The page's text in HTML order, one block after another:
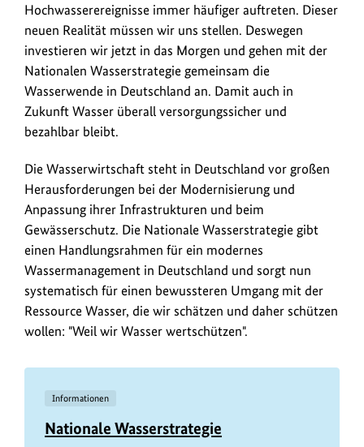
Hochwasserereignisse immer häufiger auftreten. Dieser
neuen Realität müssen wir uns stellen. Deswegen
investieren wir jetzt in das Morgen und gehen mit der
Nationalen Wasserstrategie gemeinsam die
Wasserwende in Deutschland an. Damit auch in
Zukunft Wasser überall versorgungssicher und
bezahlbar bleibt.
Die Wasserwirtschaft steht in Deutschland vor großen
Herausforderungen bei der Modernisierung und
Anpassung ihrer Infrastrukturen und beim
Gewässerschutz. Die Nationale Wasserstrategie gibt
einen Handlungsrahmen für ein modernes
Wassermanagement in Deutschland und sorgt nun
systematisch für einen bewussteren Umgang mit der
Ressource Wasser, die wir schätzen und daher schützen
wollen: "Weil wir Wasser wertschützen".
Informationen
Nationale Wasserstrategie